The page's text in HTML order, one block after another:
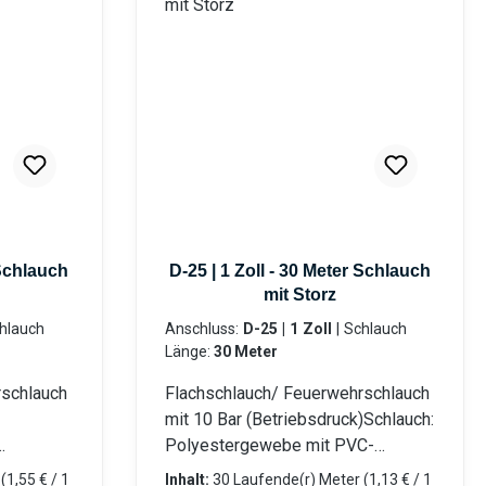
(1,55 € / 1
D-25 | 1 Zoll - 30 Meter Schlauch
mit Storz
Anschluss: D-25 | 1 Zoll
Länge: 30 Meter
Flachschlauch/ Feuerwehrschlauch
mit 10 Bar (Betriebsdruck)Schlauch:
Polyestergewebe mit PVC-
Innenschicht Beidseitig mit LM-
Inhalt: 30 Laufende(r) Meter(1,13 € / 1